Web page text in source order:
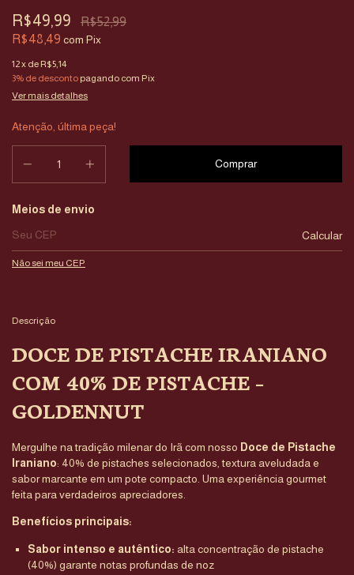
R$49,99
R$52,99
R$48,49 com Pix
12x de R$5,14
3% de desconto pagando com Pix
Ver mais detalhes
Atenção, última peça!
Entregas para o CEP:
Meios de envio
Calcular
Não sei meu CEP
Descrição
DOCE DE PISTACHE IRANIANO
COM 40% DE PISTACHE –
GOLDENNUT
Mergulhe na tradição milenar do Irã com nosso Doce de Pistache
Iraniano: 40% de pistaches selecionados, textura aveludada e
sabor marcante em um pote compacto. Uma experiência gourmet
feita para verdadeiros apreciadores.
Benefícios principais:
Sabor intenso e autêntico: alta concentração de pistache
(40%) garante notas profundas de noz